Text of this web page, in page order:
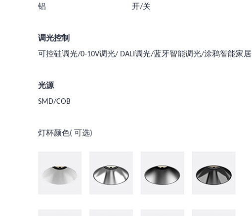
铝
开/关
调光控制
可控硅调光/0-10V调光/ DALI调光/蓝牙智能调光/涂鸦智能家居
光源
SMD/COB
灯杯颜色( 可选)